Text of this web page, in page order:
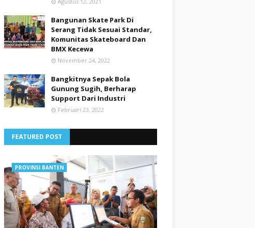
Bangunan Skate Park Di
Serang Tidak Sesuai Standar,
Komunitas Skateboard Dan
BMX Kecewa
November 24, 2022
Bangkitnya Sepak Bola
Gunung Sugih, Berharap
Support Dari Industri
Februari 23, 2022
FEATURED POST
PROVINSI BANTEN